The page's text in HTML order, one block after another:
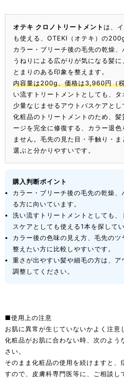
オテキ クロノトリートメント は、
も使える、OTEKI（オテキ）の
カラー・ブリーチ後の毛先の乾燥、
うねりによる広がりが気になる髪
とまりのある印象を整えます。
内容量は200g、価格は3,960円（
い流すトリートメントとしても、
少量なじませるアウトバスケアとし
化粧品のトリートメントのため、
ージを完全に修復する、カラー退
ません。毛先の見た目・手触り・
選ぶと分かりやすいです。
購入判断ポイント
カラー・ブリーチ後の毛先の乾燥
る方に向いています。
洗い流すトリートメントとしても
スケアとしても使える1本を探して
カラー後の色味の見え方、毛先の
整えたい方に比較しやすいです。
重さが出やすい髪や細毛の方は、ア
調整してください。
■使用上の注意
お肌に異常が生じていないかよく注意
化粧品がお肌に合わない時、次のよう
さい。
そのまま化粧品の使用を続けますと、
すので、皮膚科専門医等に、ご相談し